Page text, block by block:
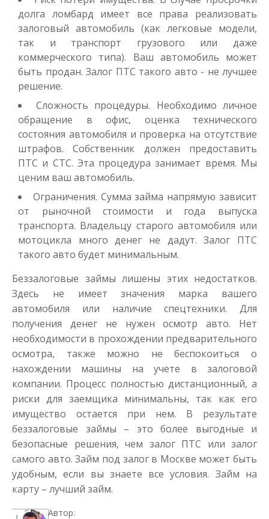
долга ломбард имеет все права реализовать
залоговый автомобиль (как легковые модели,
так и транспорт грузового или даже
коммерческого типа). Ваш автомобиль может
быть продан. Залог ПТС такого авто - не лучшее
решение.
Сложность процедуры. Необходимо личное
обращение в офис, оценка технического
состояния автомобиля и проверка на отсутствие
штрафов. Собственник должен предоставить
ПТС и СТС. Эта процедура занимает время. Мы
ценим ваш автомобиль.
Ограничения. Сумма займа напрямую зависит
от рыночной стоимости и года выпуска
транспорта. Владельцу старого автомобиля или
мотоцикла много денег не дадут. Залог ПТС
такого авто будет минимальным.
Беззалоговые займы лишены этих недостатков.
Здесь не имеет значения марка вашего
автомобиля или наличие спецтехники. Для
получения денег не нужен осмотр авто. Нет
необходимости в прохождении предварительного
осмотра, также можно не беспокоиться о
нахождении машины на учете в залоговой
компании. Процесс полностью дистанционный, а
риски для заемщика минимальны, так как его
имущество остается при нем. В результате
беззалоговые займы – это более выгодные и
безопасные решения, чем залог ПТС или залог
самого авто. Займ под залог в Москве может быть
удобным, если вы знаете все условия. Займ на
карту – лучший займ.
Автор: